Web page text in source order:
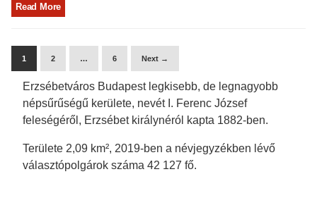
Read More
1 2 … 6 Next →
Erzsébetváros Budapest legkisebb, de legnagyobb
népsűrűségű kerülete, nevét I. Ferenc József
feleségéről, Erzsébet királynéról kapta 1882-ben.
Területe 2,09 km², 2019-ben a névjegyzékben lévő
választópolgárok száma 42 127 fő.